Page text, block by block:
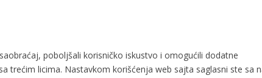
poboljšali korisničko iskustvo i omogućili dodatne
trećim licima. Nastavkom korišćenja web sajta saglasni ste sa